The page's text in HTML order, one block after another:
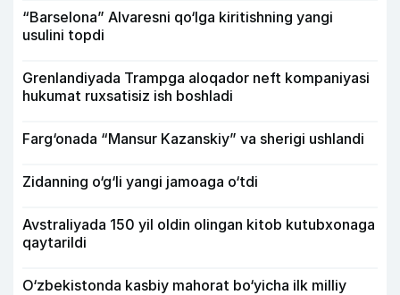
“Barselona” Alvaresni qo‘lga kiritishning yangi
usulini topdi
Grenlandiyada Trampga aloqador neft kompaniyasi
hukumat ruxsatisiz ish boshladi
Farg‘onada “Mansur Kazanskiy” va sherigi ushlandi
Zidanning o‘g‘li yangi jamoaga o‘tdi
Avstraliyada 150 yil oldin olingan kitob kutubxonaga
qaytarildi
O‘zbekistonda kasbiy mahorat bo‘yicha ilk milliy